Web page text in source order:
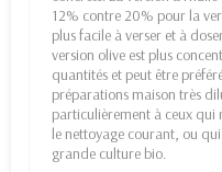
12% contre 20% pour la
plus facile à verser et à
version olive est plus
quantités et peut être
préparations maison très
particulièrement à ceux qui
le nettoyage courant, ou
grande culture bio.